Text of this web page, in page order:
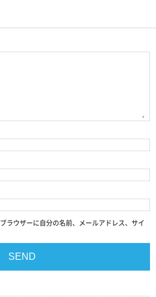
ラウザーに自分の名前、メールアドレス、サイ